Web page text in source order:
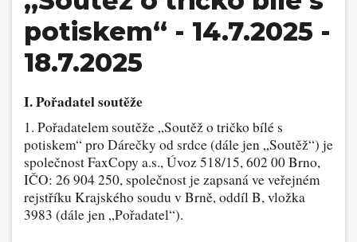
Trička a oděvy
Personalizované hry
Hrnečky a keramika
Doplňky do kanceláře, domácnosti, auta
Přívěsky, dog tagy, odznaky
Tašky, vaky, ruksaky
Dárečky
potiskem“ - 14.7.2025 -
18.7.2025
I. Pořadatel soutěže
1. Pořadatelem soutěže „Soutěž o tričko bílé s
potiskem“ pro Dárečky od srdce (dále jen „Soutěž“) je
společnost FaxCopy a.s., Úvoz 518/15, 602 00 Brno,
IČO: 26 904 250, společnost je zapsaná ve veřejném
rejstříku Krajského soudu v Brně, oddíl B, vložka
3983 (dále jen „Pořadatel“).